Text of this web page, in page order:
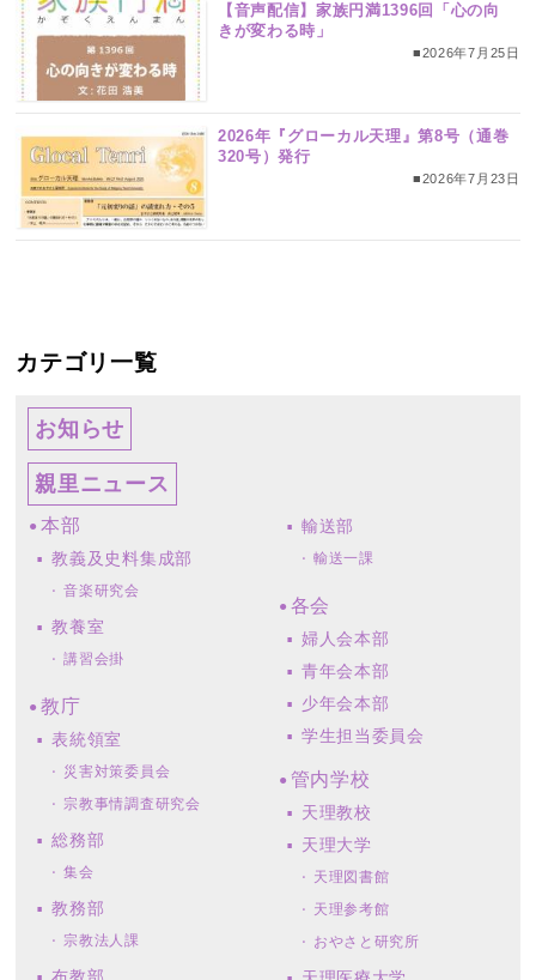
【音声配信】家族円満1396回「心の向
きが変わる時」
■2026年7月25日
2026年『グローカル天理』第8号（通巻
320号）発行
■2026年7月23日
カテゴリ一覧
お知らせ
親里ニュース
本部
教義及史料集成部
音楽研究会
教養室
講習会掛
教庁
表統領室
災害対策委員会
宗教事情調査研究会
総務部
集会
教務部
宗教法人課
布教部
輸送部
輸送一課
各会
婦人会本部
青年会本部
少年会本部
学生担当委員会
管内学校
天理教校
天理大学
天理図書館
天理参考館
おやさと研究所